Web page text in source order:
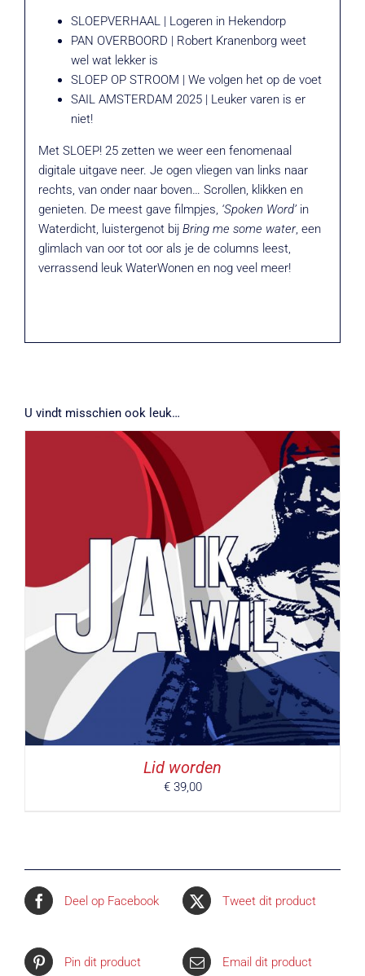
SLOEPVERHAAL | Logeren in Hekendorp
PAN OVERBOORD | Robert Kranenborg weet
wel wat lekker is
SLOEP OP STROOM | We volgen het op de voet
SAIL AMSTERDAM 2025 | Leuker varen is er
niet!
Met SLOEP! 25 zetten we weer een fenomenaal
digitale uitgave neer. Je ogen vliegen van links naar
rechts, van onder naar boven… Scrollen, klikken en
genieten. De meest gave filmpjes, ‘Spoken Word’ in
Waterdicht, luistergenot bij Bring me some water, een
glimlach van oor tot oor als je de columns leest,
verrassend leuk WaterWonen en nog veel meer!
U vindt misschien ook leuk…
Lid worden
€39,00
Deel op Facebook Tweet dit product
Pin dit product Email dit product